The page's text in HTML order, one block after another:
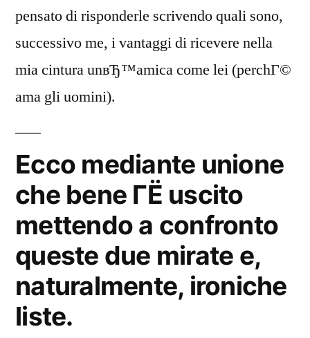
pensato di risponderle scrivendo quali sono,
successivo me, i vantaggi di ricevere nella
mia cintura unвЂ™amica come lei (perchГ©
ama gli uomini).
Ecco mediante unione
che bene ГЁ uscito
mettendo a confronto
queste due mirate e,
naturalmente, ironiche
liste.